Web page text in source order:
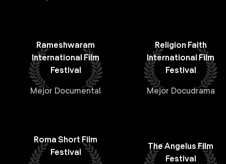
Rameshwaram
International Film
Festival
Mejor Documental
Religion Faith
International Film
Festival
Mejor Docudrama
Roma Short Film
Festival
The Angelus Film
Festival